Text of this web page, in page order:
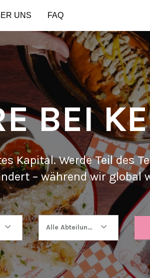
UNS FAQ
BEI
Kapital. Werde Teil des
– während wir global
Alle Abteilungen